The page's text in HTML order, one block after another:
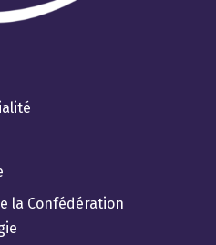
la Confédération